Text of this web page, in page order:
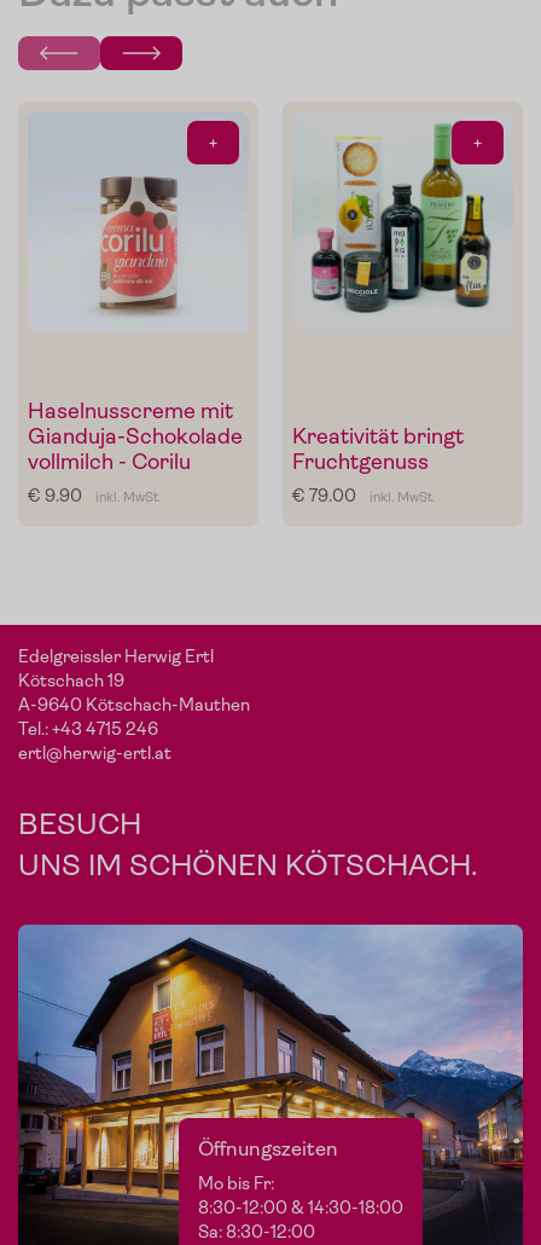
Kontakt
+
Haselnusscreme mit
Gianduja-Schokolade
vollmilch - Corilu
€ 9.90 inkl. MwSt.
+
Kreativität bringt
Fruchtgenuss
€ 79.00 inkl. MwSt.
Edelgreissler Herwig Ertl
Kötschach 19
A-9640 Kötschach-Mauthen
Tel.:+43 4715 246
ertl@herwig-ertl.at
BESUCH
UNS IM SCHÖNEN KÖTSCHACH.
Öffnungszeiten
Mo bis Fr:
8:30-12:00 & 14:30-18:00
Sa: 8:30-12:00
Mein Liebling:
Sonnengeküsste To
maten
von
De
Die Pomodorini und das Tomaten-Olivenöl zum Verfeinern
von Pasta, Fisch oder Grillgemüse.
Im Shop ansehen